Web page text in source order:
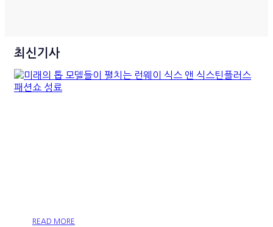
최신기사
READ MORE